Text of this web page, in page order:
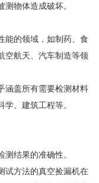
物体造成破坏。
的领域，如制药、食
空航天、汽车制造等领
盖所有需要检测材料
、建筑工程等。
结果的准确性。
方法的真空捡漏机在